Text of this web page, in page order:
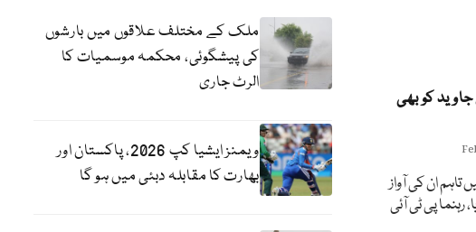
کو بھی
تاہم ان کی آواز
رہنما پی ٹی آئی
ملک کے مختلف علاقوں میں بارشوں
کی پیشگوئی، محکمہ موسمیات کا
الرٹ جاری
ویمنز ایشیا کپ 2026، پاکستان اور
بھارت کا مقابلہ دبئی میں ہو گا